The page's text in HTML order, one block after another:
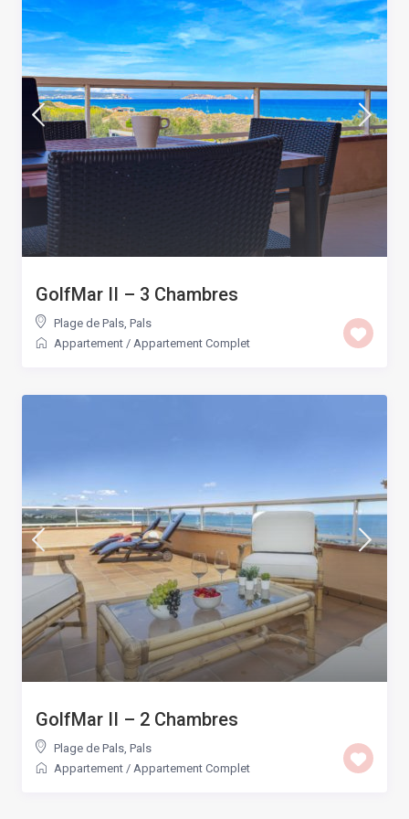
GolfMar II – 3 Chambres
Plage de Pals, Pals
Appartement / Appartement Complet
GolfMar II – 2 Chambres
Plage de Pals, Pals
Appartement / Appartement Complet